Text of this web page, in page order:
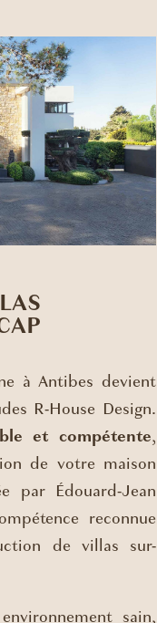
à Antibes devient
R-House Design.
et compétente,
de votre maison
par Édouard-Jean
reconnue
de villas sur-
sain,